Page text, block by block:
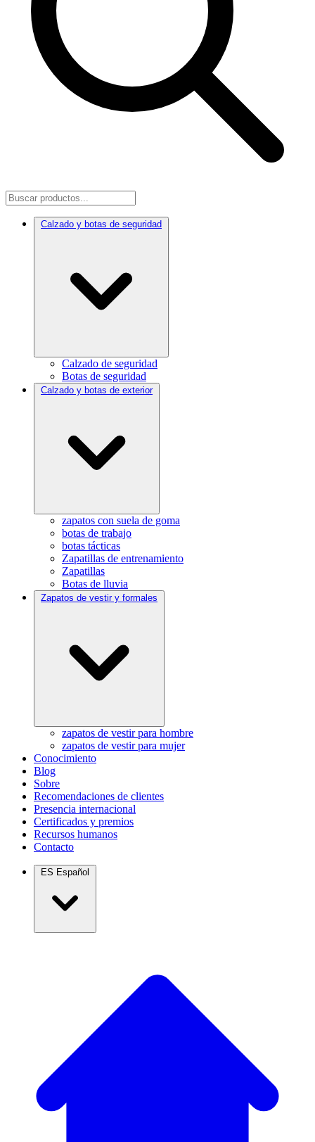
Calzado y botas de seguridad
Calzado de seguridad
Botas de seguridad
Calzado y botas de exterior
zapatos con suela de goma
botas de trabajo
botas tácticas
Zapatillas de entrenamiento
Zapatillas
Botas de lluvia
Zapatos de vestir y formales
zapatos de vestir para hombre
zapatos de vestir para mujer
Conocimiento
Blog
Sobre
Recomendaciones de clientes
Presencia internacional
Certificados y premios
Recursos humanos
Contacto
ES Español